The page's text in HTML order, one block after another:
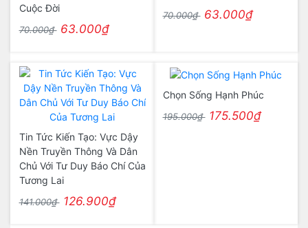
Cuộc Đời
70.000₫ 63.000₫
70.000₫ 63.000₫
Tin Tức Kiến Tạo: Vực Dậy
Nền Truyền Thông Và Dân
Chủ Với Tư Duy Báo Chí Của
Tương Lai
141.000₫ 126.900₫
Chọn Sống Hạnh Phúc
195.000₫ 175.500₫